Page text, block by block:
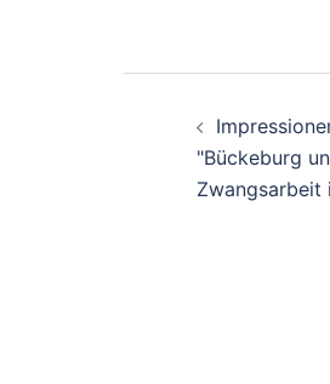
"Bückeburg
Zwangsarbeit